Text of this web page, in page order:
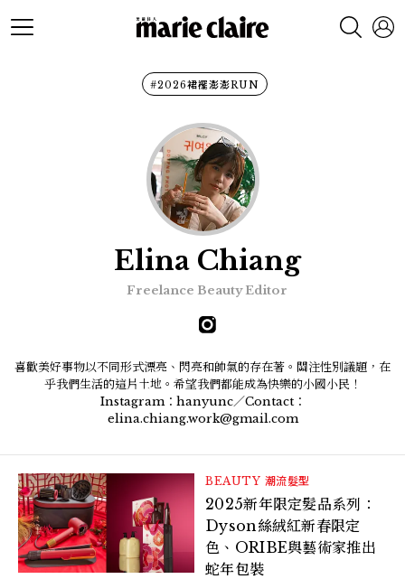
#2026裙襬澎澎RUN
Elina Chiang
Freelance Beauty Editor
喜歡美好事物以不同形式漂亮、閃亮和帥氣的存在著。關注性別議題，在
乎我們生活的這片土地。希望我們都能成為快樂的小國小民！
Instagram：hanyunc／Contact：
elina.chiang.work@gmail.com
BEAUTY 潮流髮型
2025新年限定髮品系列：
Dyson絲絨紅新春限定
色、ORIBE與藝術家推出
蛇年包裝